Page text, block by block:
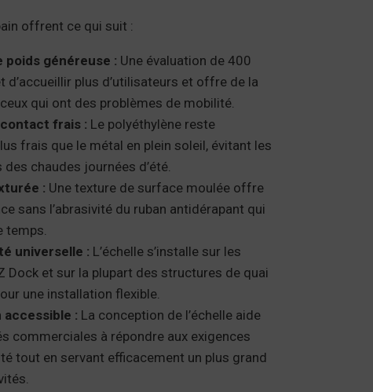
offrent ce qui suit :
poids généreuse : Une évaluation de 400
d’accueillir plus d’utilisateurs et offre de la
qui ont des problèmes de mobilité.
frais : Le polyéthylène reste
frais que le métal en plein soleil, évitant les
chaudes journées d’été.
: Une texture de surface moulée offre
sans l’abrasivité du ruban antidérapant qui
temps.
universelle : L’échelle s’installe sur les
Dock et sur la plupart des structures de quai
une installation flexible.
: La conception de l’échelle aide
commerciales à répondre aux exigences
tout en servant efficacement un plus grand